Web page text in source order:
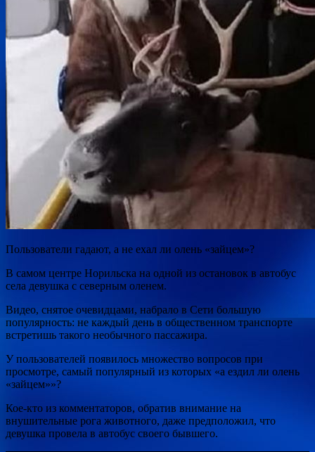
Пользователи гадают, а не ехал ли олень «зайцем»?
В самом центре Норильска на одной из остановок в автобус
села девушка с северным оленем.
Видео, снятое очевидцами, набрало в Сети большую
популярность: не каждый день в общественном транспорте
встретишь такого необычного пассажира.
У пользователей появилось множество вопросов при
просмотре, самый популярный из которых «а ездил ли олень
«зайцем»»?
Кое-кто из комментаторов, обратив внимание на
внушительные рога животного, даже предположил, что
девушка провела в автобус своего бывшего.